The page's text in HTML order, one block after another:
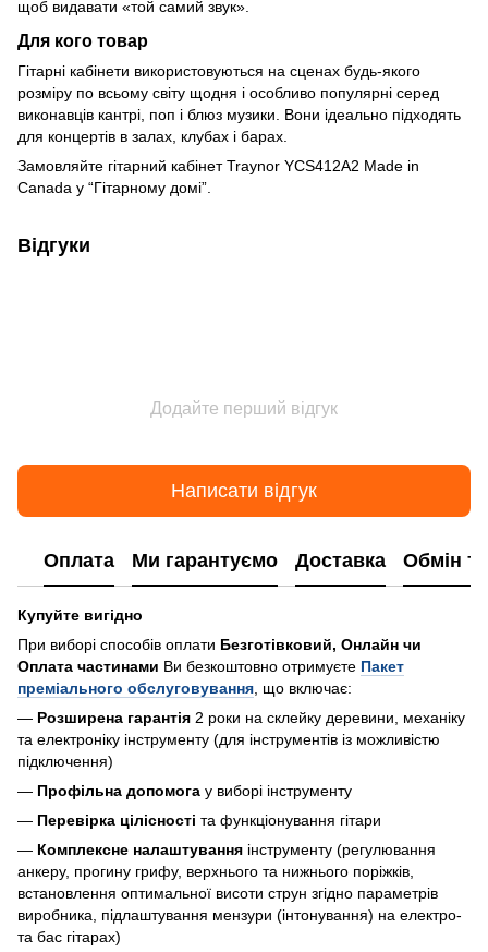
щоб видавати «той самий звук».
Для кого товар
Гітарні кабінети використовуються на сценах будь-якого
розміру по всьому світу щодня і особливо популярні серед
виконавців кантрі, поп і блюз музики. Вони ідеально підходять
для концертів в залах, клубах і барах.
Замовляйте гітарний кабінет Traynor YCS412A2 Made in
Canada у “Гітарному домі”.
Відгуки
Додайте перший відгук
Написати відгук
Оплата Ми гарантуємо Доставка Обмін
Купуйте вигідно
При виборі способів оплати Безготівковий, Онлайн чи
Оплата частинами Ви безкоштовно отримуєте Пакет
преміального обслуговування , що включає:
— Розширена гарантія 2 роки на склейку деревини, механіку
та електроніку інструменту (для інструментів із можливістю
підключення)
— Профільна допомога у виборі інструменту
— Перевірка цілісності та функціонування гітари
— Комплексне налаштування інструменту (регулювання
анкеру, прогину грифу, верхнього та нижнього поріжків,
встановлення оптимальної висоти струн згідно параметрів
виробника, підлаштування мензури (інтонування) на електро-
та бас гітарах)